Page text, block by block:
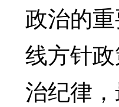
政治的
线方针
治纪律